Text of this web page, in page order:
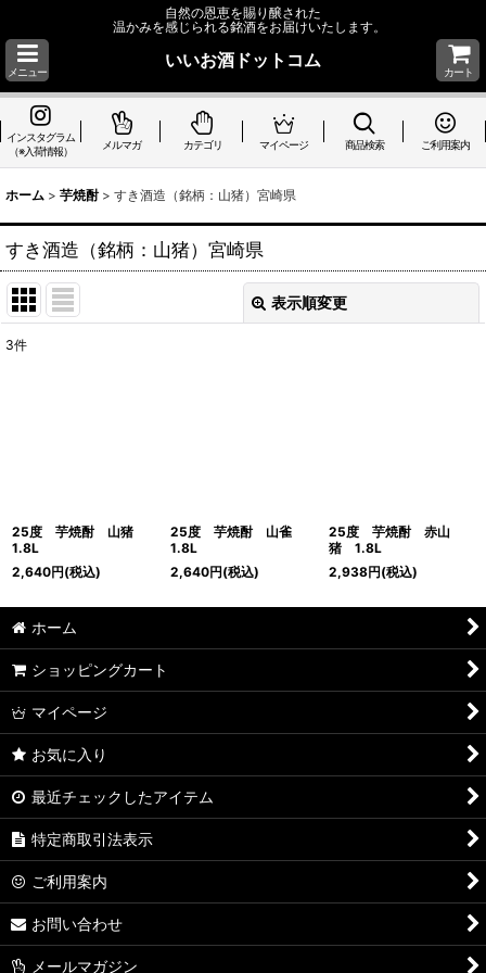
自然の恩恵を賜り醸された
温かみを感じられる銘酒をお届けいたします。
メニュー
いいお酒ドットコム
カート
インスタグラム
（※入荷情報）
メルマガ カテゴリ マイページ 商品検索 ご利用案内
ホーム > 芋焼酎 > すき酒造（銘柄：山猪）宮崎県
すき酒造（銘柄：山猪）宮崎県
表示順変更
3件
25度 芋焼酎 山猪
1.8L
2,640円(税込)
25度 芋焼酎 山雀
1.8L
2,640円(税込)
25度 芋焼酎 赤山
猪 1.8L
2,938円(税込)
ホーム
ショッピングカート
マイページ
お気に入り
最近チェックしたアイテム
特定商取引法表示
ご利用案内
お問い合わせ
メールマガジン